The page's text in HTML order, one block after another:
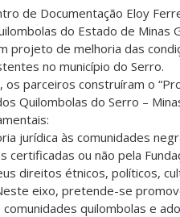
de Documentação Eloy
do Estado de Minas
projeto de melhoria das
no município do Serro.
parceiros construíram o
Quilombolas do Serro –
jurídica às comunidades
certificadas ou não pela
direitos étnicos, políticos,
eixo, pretende-se
quilombolas e